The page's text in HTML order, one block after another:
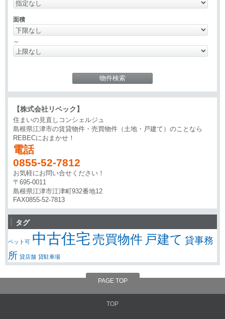
面積
～
【株式会社リベック】
住まいの見直しコンシェルジュ
島根県江津市の賃貸物件・売買物件（土地・戸建て）のことなら
REBECにおまかせ！
電話
0855-52-7812
お気軽にお問い合せください！
〒695-0011
島根県江津市江津町932番地12
FAX0855-52-7813
タグ
ペット可 中古住宅売買物件 戸建て 貸事務
所 貸店舗 貸駐車場
PAGE TOP
TOP